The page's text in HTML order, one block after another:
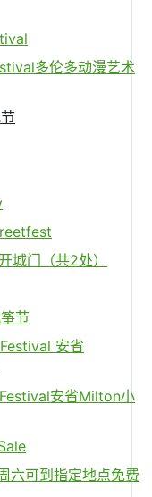
多伦多动漫艺术
门（共2处）
节
安省
安省Milton小
六可到指定地点免费